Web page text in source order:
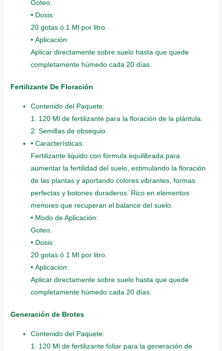
Goteo.
• Dosis:
20 gotas ó 1 Ml por litro.
• Aplicación:
Aplicar directamente sobre suelo hasta que quede
completamente húmedo cada 20 días.
Fertilizante De Floración
Contenido del Paquete:
1. 120 Ml de fertilizante para la floración de la plántula.
2. Semillas de obsequio.
• Características:
Fertilizante liquido con fórmula equilibrada para
aumentar la fertilidad del suelo, estimulando la floración
de las plantas y aportando colores vibrantes, formas
perfectas y botones duraderos. Rico en elementos
menores que recuperan el balance del suelo.
• Modo de Aplicación:
Goteo.
• Dosis:
20 gotas ó 1 Ml por litro.
• Aplicación:
Aplicar directamente sobre suelo hasta que quede
completamente húmedo cada 20 días.
Generación de Brotes
Contenido del Paquete:
1. 120 Ml de fertilizante foliar para la generación de